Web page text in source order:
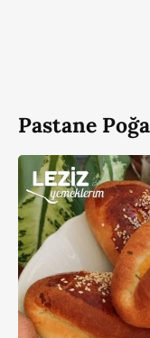
Pastane